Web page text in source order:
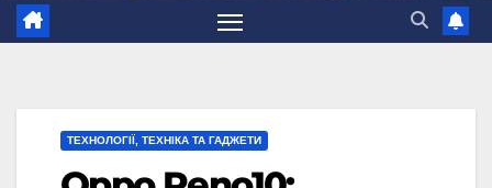
ТЕХНОЛОГІЇ, ТЕХНІКА ТА ГАДЖЕТИ